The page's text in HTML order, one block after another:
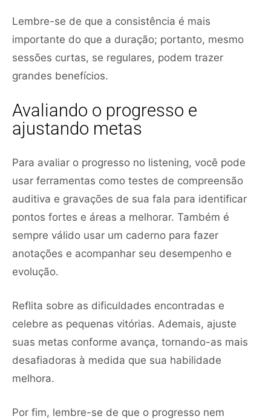
Lembre-se de que a consistência é mais
importante do que a duração; portanto, mesmo
sessões curtas, se regulares, podem trazer
grandes benefícios.
Avaliando o progresso e
ajustando metas
Para avaliar o progresso no listening, você pode
usar ferramentas como testes de compreensão
auditiva e gravações de sua fala para identificar
pontos fortes e áreas a melhorar. Também é
sempre válido usar um caderno para fazer
anotações e acompanhar seu desempenho e
evolução.
Reflita sobre as dificuldades encontradas e
celebre as pequenas vitórias. Ademais, ajuste
suas metas conforme avança, tornando-as mais
desafiadoras à medida que sua habilidade
melhora.
Por fim, lembre-se de que o progresso nem